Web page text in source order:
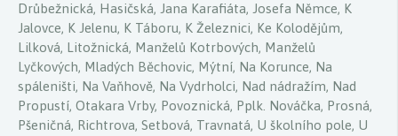
Drůbežnická, Hasičská, Jana Karafiáta, Josefa Němce, K
Jalovce, K Jelenu, K Táboru, K Železnici, Ke Kolodějům,
Lilková, Litožnická, Manželů Kotrbových, Manželů
Lyčkových, Mladých Běchovic, Mýtní, Na Korunce, Na
spáleništi, Na Vaňhově, Na Vydrholci, Nad nádražím, Nad
Propustí, Otakara Vrby, Povoznická, Pplk. Nováčka, Prosná,
Pšeničná, Richtrova, Setbová, Travnatá, U školního pole, U